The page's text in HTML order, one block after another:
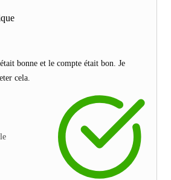
bonne et le compte était bon. Je
cela.